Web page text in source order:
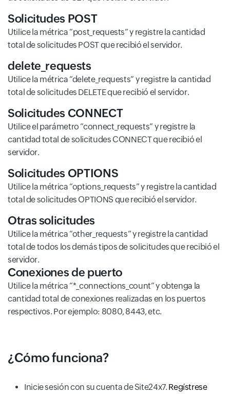
Solicitudes POST
Utilice la métrica “post_requests” y registre la cantidad
total de solicitudes POST que recibió el servidor.
delete_requests
Utilice la métrica “delete_requests” y registre la cantidad
total de solicitudes DELETE que recibió el servidor.
Solicitudes CONNECT
Utilice el parámetro “connect_requests” y registre la
cantidad total de solicitudes CONNECT que recibió el
servidor.
Solicitudes OPTIONS
Utilice la métrica “options_requests” y registre la cantidad
total de solicitudes OPTIONS que recibió el servidor.
Otras solicitudes
Utilice la métrica “other_requests” y registre la cantidad
total de todos los demás tipos de solicitudes que recibió el
servidor.
Conexiones de puerto
Utilice la métrica “*_connections_count” y obtenga la
cantidad total de conexiones realizadas en los puertos
respectivos. Por ejemplo: 8080, 8443, etc.
¿Cómo funciona?
Inicie sesión con su cuenta de Site24x7. Regístrese